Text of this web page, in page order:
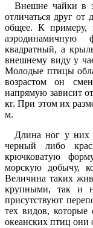
Внешне чайки в
отличаться друг от
общее. К примеру,
квадратный, а
внешнему виду у
Молодые птицы
возрастом он
напрямую зависит
кг. При этом их
м.
Длина ног у них
черный либо
крючковатую
морскую добычу,
Величина таких
крупными, так и
присутствуют
тех видов,
океанских птиц они